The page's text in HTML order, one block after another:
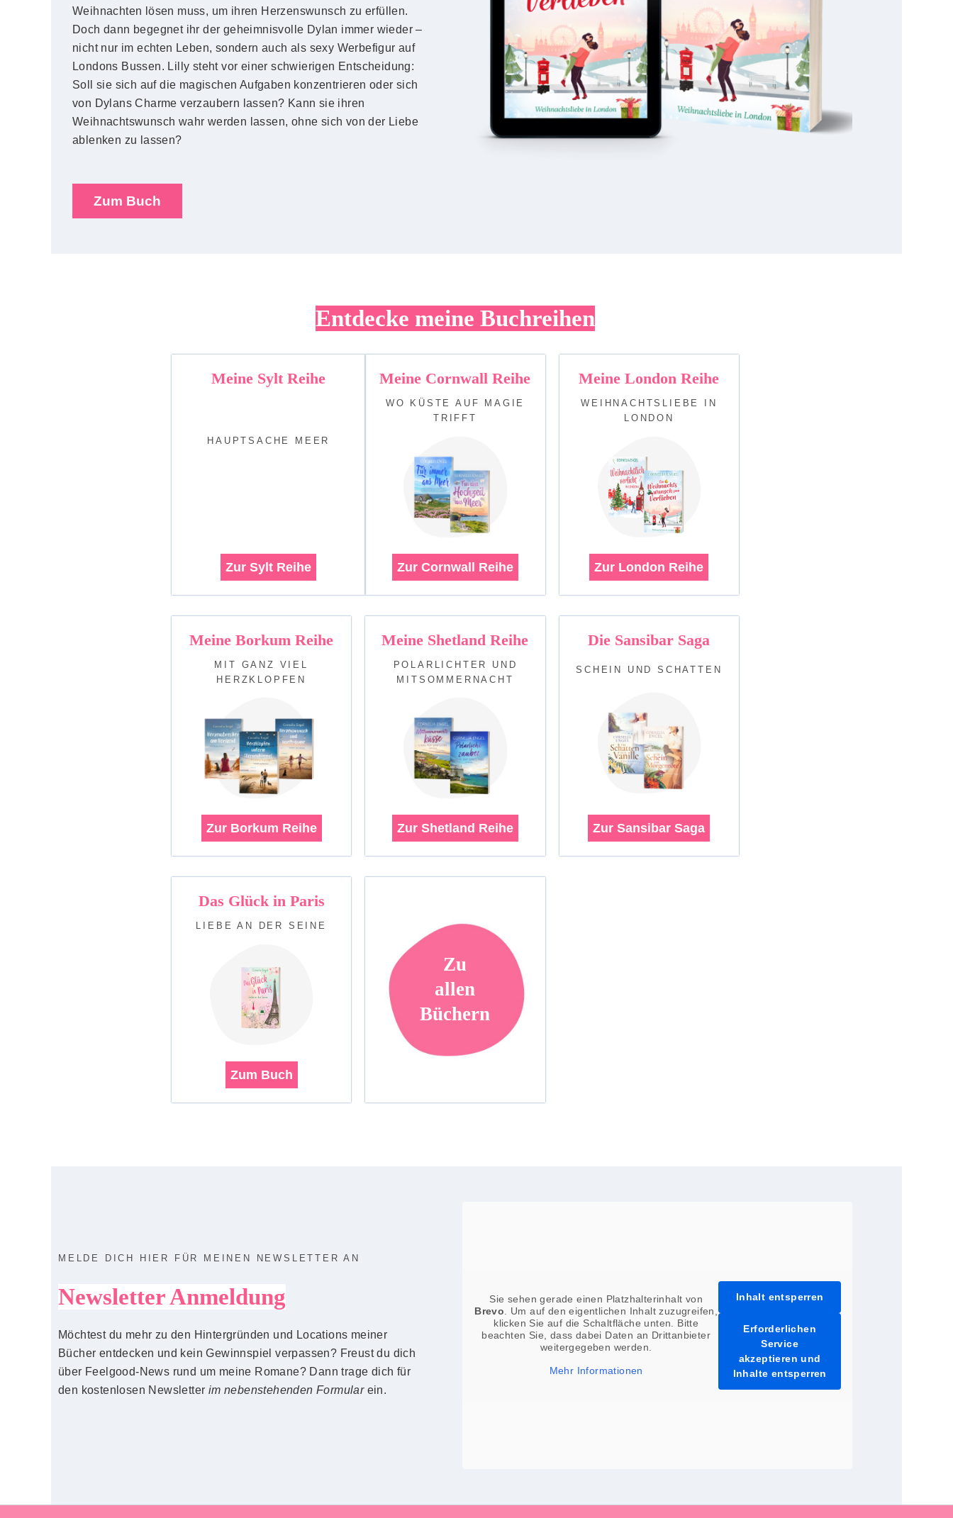
Weihnachten lösen muss, um ihren Herzenswunsch zu erfüllen.
Doch dann begegnet ihr der geheimnisvolle Dylan immer wieder –
nicht nur im echten Leben, sondern auch als sexy Werbefigur auf
Londons Bussen. Lilly steht vor einer schwierigen Entscheidung:
Soll sie sich auf die magischen Aufgaben konzentrieren oder sich
von Dylans Charme verzaubern lassen? Kann sie ihren
Weihnachtswunsch wahr werden lassen, ohne sich von der Liebe
ablenken zu lassen?
Zum Buch
Entdecke meine Buchreihen
Meine Sylt Reihe
HAUPTSACHE MEER
Zur Sylt Reihe
Meine Cornwall Reihe
WO KÜSTE AUF MAGIE
TRIFFT
Zur Cornwall Reihe
Meine London Reihe
WEIHNACHTSLIEBE IN
LONDON
Zur London Reihe
Meine Borkum Reihe
MIT GANZ VIEL
HERZKLOPFEN
Zur Borkum Reihe
Meine Shetland Reihe
POLARLICHTER UND
MITSOMMERNACHT
Zur Shetland Reihe
Die Sansibar Saga
SCHEIN UND SCHATTEN
Zur Sansibar Saga
Das Glück in Paris
LIEBE AN DER SEINE
Zum Buch
Zu
allen
Büchern
MELDE DICH HIER FÜR MEINEN NEWSLETTER AN
Newsletter Anmeldung
Möchtest du mehr zu den Hintergründen und Locations meiner
Bücher entdecken und kein Gewinnspiel verpassen? Freust du dich
über Feelgood-News rund um meine Romane? Dann trage dich für
den kostenlosen Newsletter im nebenstehenden Formularein.
Sie sehen gerade einen Platzhalterinhalt von
Brevo . Um auf den eigentlichen Inhalt zuzugreifen,
klicken Sie auf die Schaltfläche unten. Bitte
beachten Sie, dass dabei Daten an Drittanbieter
weitergegeben werden.
Mehr Informationen
Inhalt entsperren
Erforderlichen
Service
akzeptieren und
Inhalte entsperren